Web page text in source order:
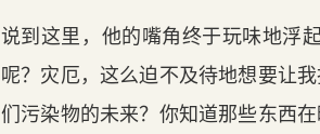
说到这里‌，他的嘴角终于玩味地浮
呢？灾厄，这么迫不及待地想要让
们污染物的未来？你知道那些东西